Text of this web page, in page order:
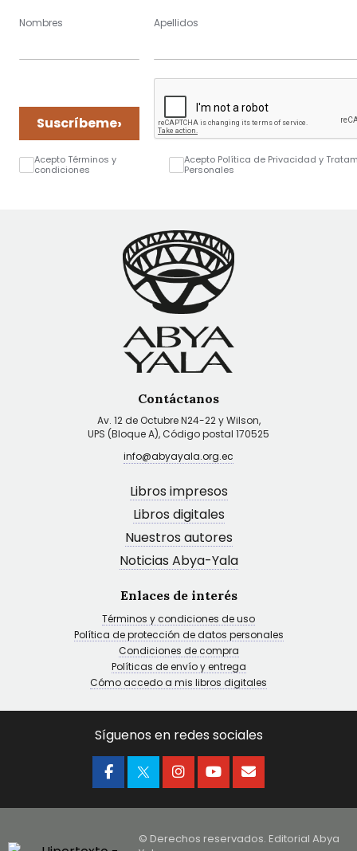
Nombres Apellidos
Suscríbeme›
Acepto Términos y
condiciones
Acepto Política de Privacidad y
Personales
Contáctanos
Av. 12 de Octubre N24-22 y Wilson,
UPS (Bloque A), Código postal 170525
info@abyayala.org.ec
Libros impresos
Libros digitales
Nuestros autores
Noticias Abya-Yala
Enlaces de interés
Términos y condiciones de uso
Política de protección de datos personales
Condiciones de compra
Políticas de envío y entrega
Cómo accedo a mis libros digitales
Síguenos en redes sociales
© Derechos reservados. Editorial Abya